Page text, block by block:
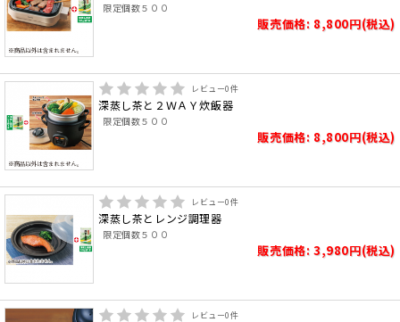
限定個数５００
販売価格: 8,800円(税込)
レビュー0件
深蒸し茶と２ＷＡＹ炊飯器
限定個数５００
販売価格: 8,800円(税込)
レビュー0件
深蒸し茶とレンジ調理器
限定個数５００
販売価格: 3,980円(税込)
レビュー0件